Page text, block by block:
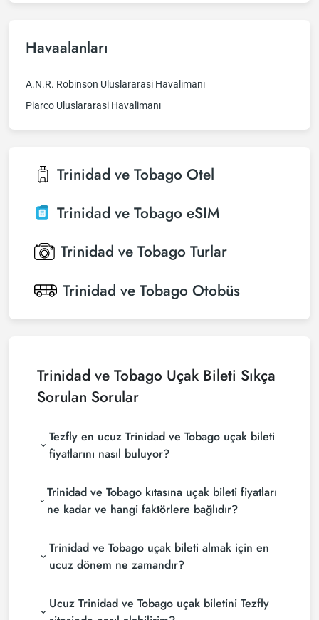
Havaalanları
A.N.R. Robinson Uluslararasi Havalimanı
Piarco Uluslararasi Havalimanı
Trinidad ve Tobago Otel
Trinidad ve Tobago eSIM
Trinidad ve Tobago Turlar
Trinidad ve Tobago Otobüs
Trinidad ve Tobago Uçak Bileti Sıkça
Sorulan Sorular
Tezfly en ucuz Trinidad ve Tobago uçak bileti
fiyatlarını nasıl buluyor?
fiyatlarını bulmak için tur operatörleri, büyük
rezervasyon siteleri (konsolidatörler) ve yüzlerce
havayolu sitesini aramaktadır. Tezfly sitesinde
arayarak ucuz Trinidad ve Tobago uçak biletlerini
bulup karşılaştırabilir ve un uygun biletini
Trinidad ve Tobago kıtasına uçak bileti fiyatları
ne kadar ve hangi faktörlere bağlıdır?
tarihlerinize, bilet sınıfınıza ve rezervasyon yapılan
döneme göre değişiklik gösterir. Erken rezervasyon
Trinidad ve Tobago uçak bileti almak için en
ucuz dönem ne zamandır?
istiyorsanız rezervasyonuzu son dakikaya
bırakmayın. Trinidad ve Tobago uçak biletinizi en az
Ucuz Trinidad ve Tobago uçak biletini Tezfly